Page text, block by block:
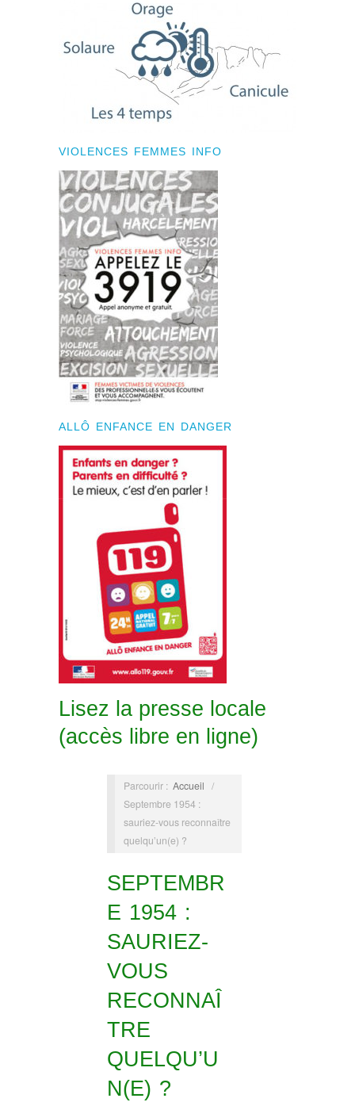
VIOLENCES FEMMES INFO
ALLÔ ENFANCE EN DANGER
Lisez la presse locale
(accès libre en ligne)
Parcourir : Accueil /
Septembre 1954 :
sauriez-vous reconnaître
quelqu’un(e) ?
SEPTEMBR
E 1954 :
SAURIEZ-
VOUS
RECONNAÎ
TRE
QUELQU’U
N(E) ?